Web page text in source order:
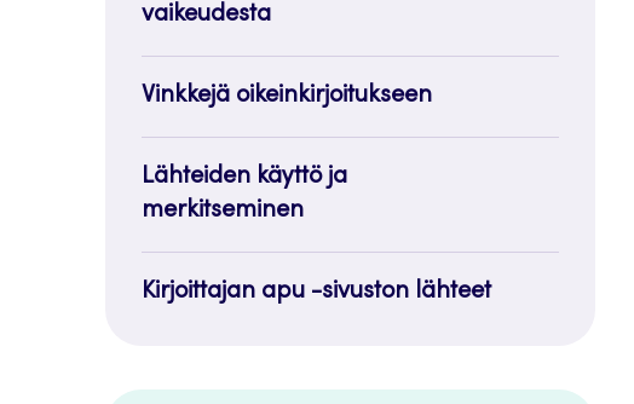
vaikeudesta
Vinkkejä oikeinkirjoitukseen
Lähteiden käyttö ja
merkitseminen
Kirjoittajan apu -sivuston lähteet